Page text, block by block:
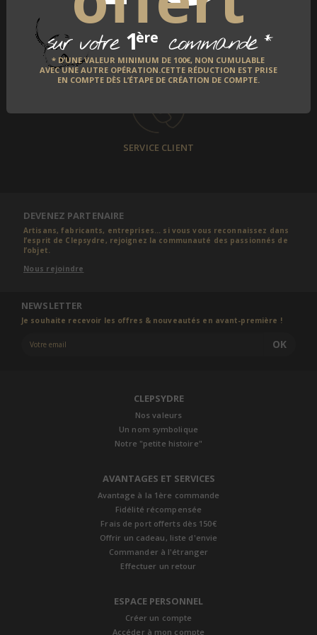
sur votre 1ère commande*
* D’UNE VALEUR MINIMUM DE 100€, NON CUMULABLE
AVEC UNE AUTRE OPÉRATION.CETTE RÉDUCTION EST PRISE
EN COMPTE DÈS L’ÉTAPE DE CRÉATION DE COMPTE.
SATISFAIT OU REMBOURSÉ
SERVICE CLIENT
DEVENEZ PARTENAIRE
Artisans, fabricants, entreprises... si vous vous reconnaissez dans
l’esprit de Clepsydre, rejoignez la communauté des passionnés de
l’objet.
Nous rejoindre
NEWSLETTER
Je souhaite recevoir les offres & nouveautés en avant-première !
OK
CLEPSYDRE
Nos valeurs
Un nom symbolique
Notre "petite histoire"
AVANTAGES ET SERVICES
Avantage à la 1ère commande
Fidélité récompensée
Frais de port offerts dès 150€
Offrir un cadeau, liste d'envie
Commander à l'étranger
Effectuer un retour
ESPACE PERSONNEL
Créer un compte
Accéder à mon compte